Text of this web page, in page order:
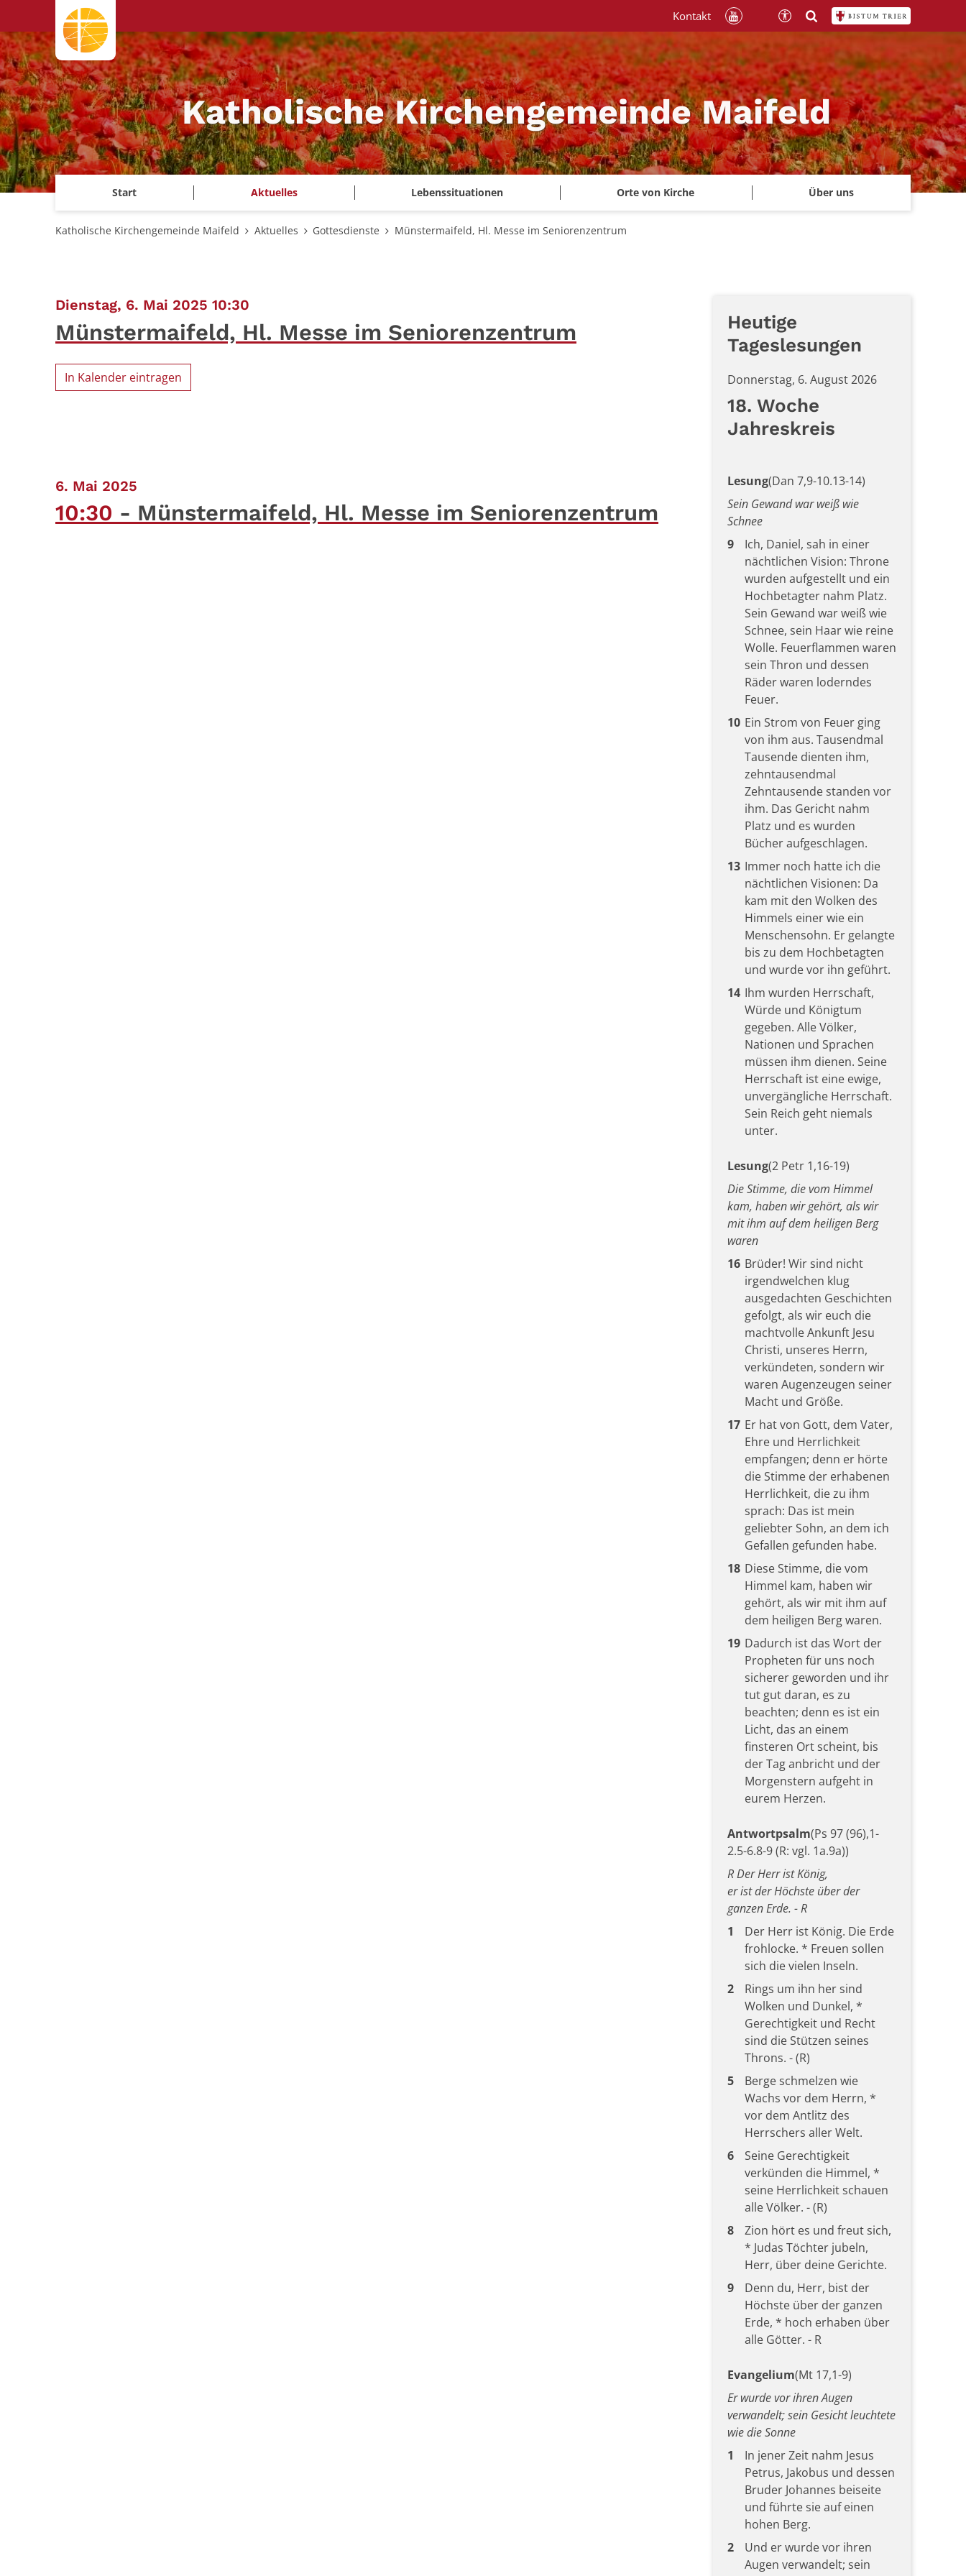
Zum Inhalt springen
Katholische Kirchengemeinde Maifeld
Start Aktuelles Lebenssituationen Orte von Kirche Über uns
Kontakt
Katholische Kirchengemeinde Maifeld Aktuelles Gottesdienste Münstermaifeld, Hl. Messe im Seniorenzentrum
Dienstag, 6. Mai 2025 10:30
Münstermaifeld, Hl. Messe im Seniorenzentrum
In Kalender eintragen
6. Mai 2025
10:30 Münstermaifeld, Hl. Messe im Seniorenzentrum
Heutige
Tageslesungen
Donnerstag, 6. August 2026
18. Woche
Jahreskreis
Lesung(Dan 7,9-10.13-14)
Sein Gewand war weiß wie
Schnee
9
Ich, Daniel, sah in einer
nächtlichen Vision: Throne
wurden aufgestellt und ein
Hochbetagter nahm Platz.
Sein Gewand war weiß wie
Schnee, sein Haar wie reine
Wolle. Feuerflammen waren
sein Thron und dessen
Räder waren loderndes
Feuer.
10 Ein Strom von Feuer ging
von ihm aus. Tausendmal
Tausende dienten ihm,
zehntausendmal
Zehntausende standen vor
ihm. Das Gericht nahm
Platz und es wurden
Bücher aufgeschlagen.
13 Immer noch hatte ich die
nächtlichen Visionen: Da
kam mit den Wolken des
Himmels einer wie ein
Menschensohn. Er gelangte
bis zu dem Hochbetagten
und wurde vor ihn geführt.
14 Ihm wurden Herrschaft,
Würde und Königtum
gegeben. Alle Völker,
Nationen und Sprachen
müssen ihm dienen. Seine
Herrschaft ist eine ewige,
unvergängliche Herrschaft.
Sein Reich geht niemals
unter.
Lesung(2 Petr 1,16-19)
Die Stimme, die vom Himmel
kam, haben wir gehört, als wir
mit ihm auf dem heiligen Berg
waren
16 Brüder! Wir sind nicht
irgendwelchen klug
ausgedachten Geschichten
gefolgt, als wir euch die
machtvolle Ankunft Jesu
Christi, unseres Herrn,
verkündeten, sondern wir
waren Augenzeugen seiner
Macht und Größe.
17 Er hat von Gott, dem Vater,
Ehre und Herrlichkeit
empfangen; denn er hörte
die Stimme der erhabenen
Herrlichkeit, die zu ihm
sprach: Das ist mein
geliebter Sohn, an dem ich
Gefallen gefunden habe.
18 Diese Stimme, die vom
Himmel kam, haben wir
gehört, als wir mit ihm auf
dem heiligen Berg waren.
19 Dadurch ist das Wort der
Propheten für uns noch
sicherer geworden und ihr
tut gut daran, es zu
beachten; denn es ist ein
Licht, das an einem
finsteren Ort scheint, bis
der Tag anbricht und der
Morgenstern aufgeht in
eurem Herzen.
Antwortpsalm(Ps 97 (96),1-
2.5-6.8-9 (R: vgl. 1a.9a))
R Der Herr ist König,
er ist der Höchste über der
ganzen Erde. - R
1
Der Herr ist König. Die Erde
frohlocke. * Freuen sollen
sich die vielen Inseln.
2
Rings um ihn her sind
Wolken und Dunkel, *
Gerechtigkeit und Recht
sind die Stützen seines
Throns. - (R)
5
Berge schmelzen wie
Wachs vor dem Herrn, *
vor dem Antlitz des
Herrschers aller Welt.
6
Seine Gerechtigkeit
verkünden die Himmel, *
seine Herrlichkeit schauen
alle Völker. - (R)
8
Zion hört es und freut sich,
* Judas Töchter jubeln,
Herr, über deine Gerichte.
9
Denn du, Herr, bist der
Höchste über der ganzen
Erde, * hoch erhaben über
alle Götter. - R
Evangelium(Mt 17,1-9)
Er wurde vor ihren Augen
verwandelt; sein Gesicht leuchtete
wie die Sonne
1
In jener Zeit nahm Jesus
Petrus, Jakobus und dessen
Bruder Johannes beiseite
und führte sie auf einen
hohen Berg.
2
Und er wurde vor ihren
Augen verwandelt; sein